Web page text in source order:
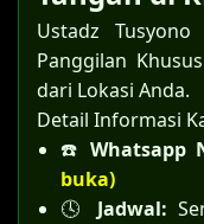
Ustadz Tusyono
Panggilan
dari Lokasi Anda.
Detail Informasi
☎️Whatsapp
buka)
🕓 Jadwal: